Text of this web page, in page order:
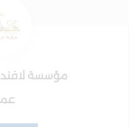
مؤسسة لافندر